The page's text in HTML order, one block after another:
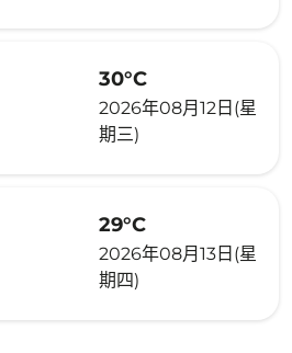
30°C
2026年08月12日(星
期三)
29°C
2026年08月13日(星
期四)